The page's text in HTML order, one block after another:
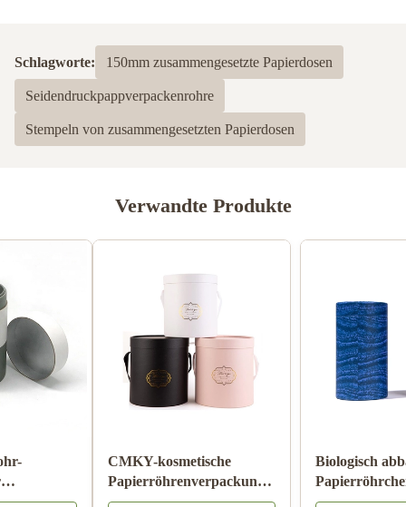
Schlagworte: 150mm zusammengesetzte Papierdosen
Seidendruckpappverpackenrohre
Stempeln von zusammengesetzten Papierdosen
Verwandte Produkte
Zylinder-Wellpappe-Rohr
kindersicheren Matte
Papppapier-Rohr-
Verpacken der
Lebensmittel mit Farbe